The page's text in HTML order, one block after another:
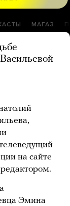
МАГАЗ
на сайте
Эмина